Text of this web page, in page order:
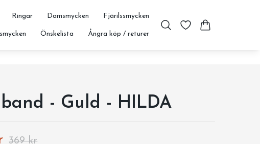
Ringar Damsmycken Fjärilssmycken
Önskelista Ångra köp / returer
- Guld - HILDA
369 kr